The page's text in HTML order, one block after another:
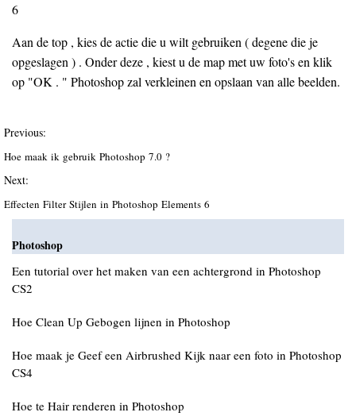
6
Aan de top , kies de actie die u wilt gebruiken ( degene die je
opgeslagen ) . Onder deze , kiest u de map met uw foto's en klik
op "OK . " Photoshop zal verkleinen en opslaan van alle beelden.
Previous:
Hoe maak ik gebruik Photoshop 7.0 ?
Next:
Effecten Filter Stijlen in Photoshop Elements 6
Photoshop
Een tutorial over het maken van een achtergrond in Photoshop
CS2
Hoe Clean Up Gebogen lijnen in Photoshop
Hoe maak je Geef een Airbrushed Kijk naar een foto in Photoshop
CS4
Hoe te Hair renderen in Photoshop